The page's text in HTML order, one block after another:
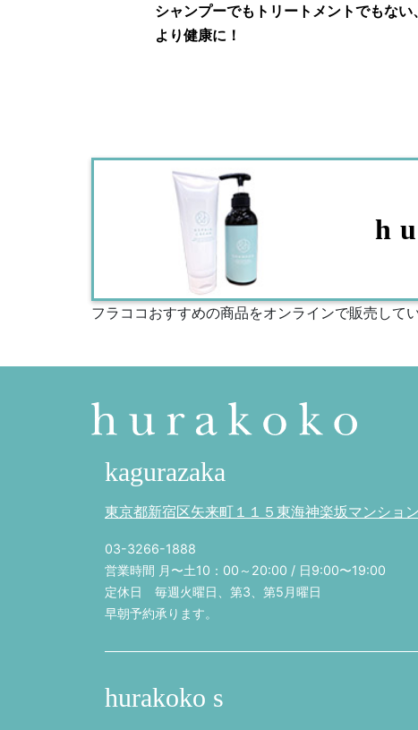
シャンプーでもトリートメントでもな
より健康に！
フラココおすすめの商品をオンラインで販売してい
kagurazaka
東京都新宿区矢来町１１５東海神楽坂マンショ
03-3266-1888
営業時間 月〜土10：00～20:00 / 日9:00〜19:00
定休日 毎週火曜日、第3、第5月曜日
早朝予約承ります。
hurakoko s